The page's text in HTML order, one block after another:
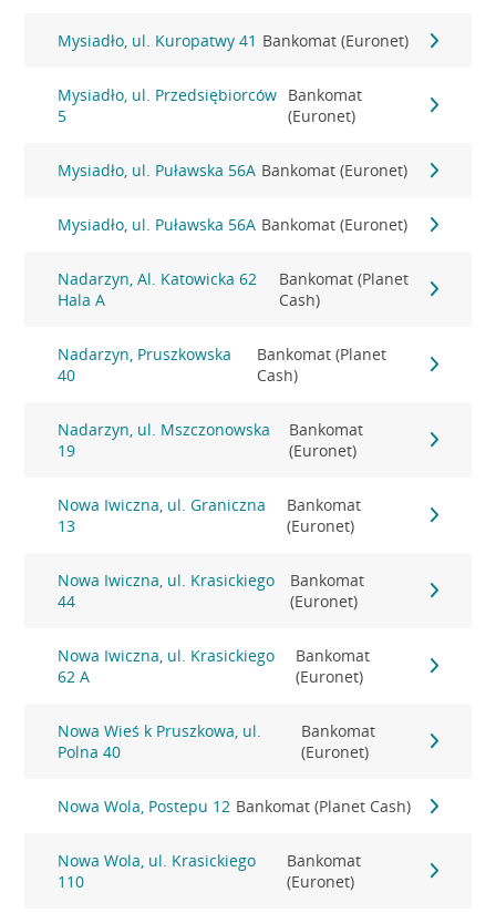
Mysiadło, ul. Kuropatwy 41 Bankomat (Euronet)
Mysiadło, ul. Przedsiębiorców
5
Bankomat
(Euronet)
Mysiadło, ul. Puławska 56A Bankomat (Euronet)
Mysiadło, ul. Puławska 56A Bankomat (Euronet)
Nadarzyn, Al. Katowicka 62
Hala A
Bankomat (Planet
Cash)
Nadarzyn, Pruszkowska
40
Bankomat (Planet
Cash)
Nadarzyn, ul. Mszczonowska
19
Bankomat
(Euronet)
Nowa Iwiczna, ul. Graniczna
13
Bankomat
(Euronet)
Nowa Iwiczna, ul. Krasickiego
44
Bankomat
(Euronet)
Nowa Iwiczna, ul. Krasickiego
62 A
Bankomat
(Euronet)
Nowa Wieś k Pruszkowa, ul.
Polna 40
Bankomat
(Euronet)
Nowa Wola, Postepu 12 Bankomat (Planet Cash)
Nowa Wola, ul. Krasickiego
110
Bankomat
(Euronet)